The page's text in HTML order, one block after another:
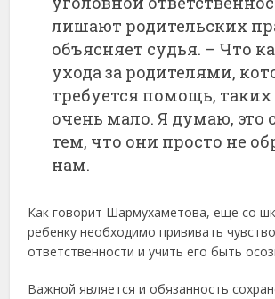
лишают родительских
объясняет судья. – Что
ухода за родителями,
требуется помощь, таких
очень мало. Я думаю, это
тем, что они просто не
нам.
Как говорит Шармухаметова, еще со
ребенку необходимо прививать чувство
ответственности и учить его быть
Важной является и обязанность